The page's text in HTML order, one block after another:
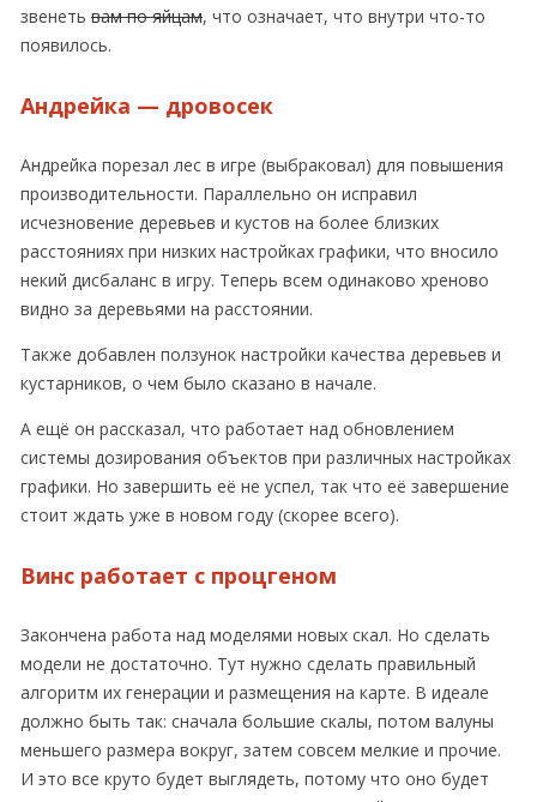
звенеть вам по яйцам, что означает, что внутри что-то
появилось.
Андрейка — дровосек
Андрейка порезал лес в игре (выбраковал) для повышения
производительности. Параллельно он исправил
исчезновение деревьев и кустов на более близких
расстояниях при низких настройках графики, что вносило
некий дисбаланс в игру. Теперь всем одинаково хреново
видно за деревьями на расстоянии.
Также добавлен ползунок настройки качества деревьев и
кустарников, о чем было сказано в начале.
А ещё он рассказал, что работает над обновлением
системы дозирования объектов при различных настройках
графики. Но завершить её не успел, так что её завершение
стоит ждать уже в новом году (скорее всего).
Винс работает с процгеном
Закончена работа над моделями новых скал. Но сделать
модели не достаточно. Тут нужно сделать правильный
алгоритм их генерации и размещения на карте. В идеале
должно быть так: сначала большие скалы, потом валуны
меньшего размера вокруг, затем совсем мелкие и прочие.
И это все круто будет выглядеть, потому что оно будет